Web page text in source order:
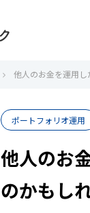
他人のお金を運用し
ポートフォリオ運用
他人のお
のかもし